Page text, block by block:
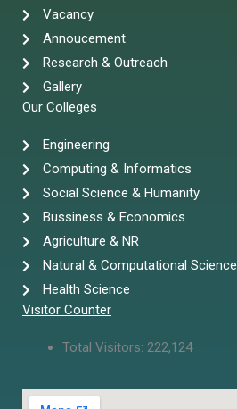
Vacancy
Annoucement
Research & Outreach
Gallery
Our Colleges
Engineering
Computing & Informatics
Social Science & Humanity
Bussiness & Economics
Agriculture & NR
Natural & Computational Science
Health Science
Visitor Counter
Total Visitors: 222,124